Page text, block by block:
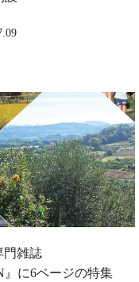
門雑誌
』に6ページの特集